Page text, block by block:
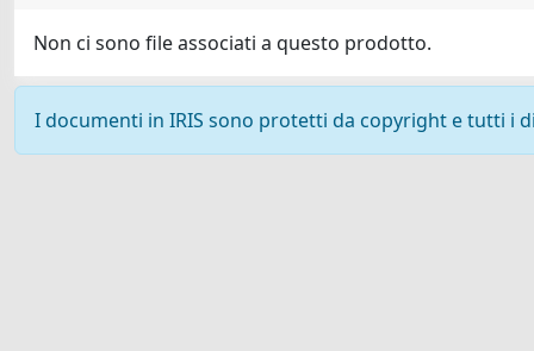
Non ci sono file associati a questo prodotto.
I documenti in IRIS sono protetti da copyright e tutti i